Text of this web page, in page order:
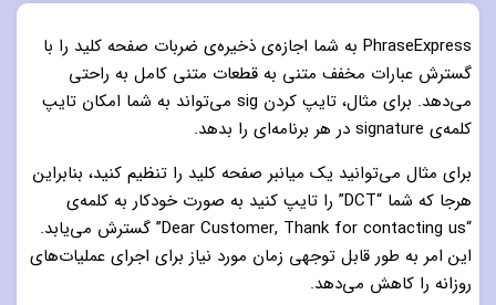
PhraseExpress به شما اجازه‌ی ذخیره‌ی ضربات صفحه کلید را با
گسترش عبارات مخفف متنی به قطعات متنی کامل به راحتی
می‌دهد. برای مثال، تایپ کردن sig می‌تواند به شما امکان تایپ
کلمه‌ی signature در هر برنامه‌ای را بدهد.
برای مثال می‌توانید یک میانبر صفحه کلید را تنظیم کنید، بنابراین
هرجا که شما “DCT” را تایپ کنید به صورت خودکار به کلمه‌ی
“Dear Customer, Thank for contacting us” گسترش می‌یابد.
این امر به طور قابل توجهی زمان مورد نیاز برای اجرای عملیات‌های
روزانه را کاهش می‌دهد.